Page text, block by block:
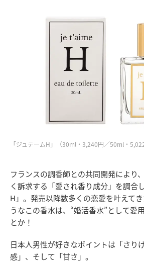
「ジュテームH」（30ml・3,240円／50ml・5,022
フランスの調香師との共同開発により
く訴求する「愛され香り成分」を調合
H」。発売以降数多くの恋愛を叶えて
うなこの香水は、“婚活香水”として愛
とか！
日本人男性が好きなポイントは「さり
感」、そして「甘さ」。